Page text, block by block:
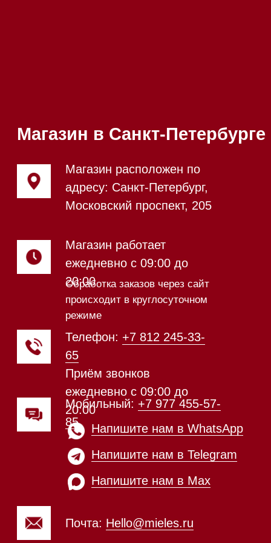
шоурума
Каталог
Стиральные машины
Сушильные машины
Посудомоечные машины
Стирально-сушильные машины
Посудомоечные машины 45 см
Индукционные варочные панели
Стеклокерамические варочные
Техника Miele в наличии
Посудомоечные машины 60 см